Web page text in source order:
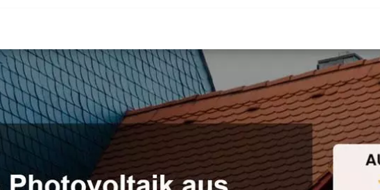
und ✓Dachgauben, Dacheindeckung, Dachfenster, Dachstuhl.
als auch ✓Dachstuhl. Ihr Erfolg ist unser Ziel ✉.